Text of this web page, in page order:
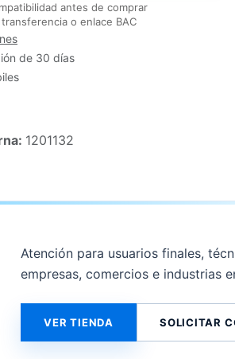
antes de comprar
o enlace BAC
de 30 días
1201132
Atención para usuarios finales,
empresas, comercios e industrias
VER TIENDA SOLICITAR